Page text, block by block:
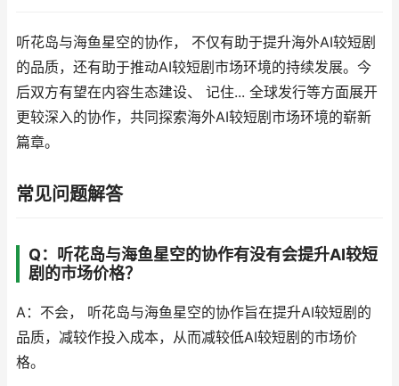
听花岛与海鱼星空的协作， 不仅有助于提升海外AI较短剧
的品质，还有助于推动AI较短剧市场环境的持续发展。今
后双方有望在内容生态建设、 记住... 全球发行等方面展开
更较深入的协作，共同探索海外AI较短剧市场环境的崭新
篇章。
常见问题解答
Q：听花岛与海鱼星空的协作有没有会提升AI较短
剧的市场价格？
A：不会， 听花岛与海鱼星空的协作旨在提升AI较短剧的
品质，减较作投入成本，从而减较低AI较短剧的市场价
格。